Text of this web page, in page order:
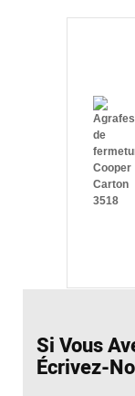
Si Vous
Écrivez-